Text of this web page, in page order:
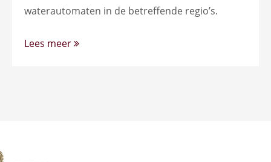
waterautomaten in de betreffende regio’s.
Lees meer